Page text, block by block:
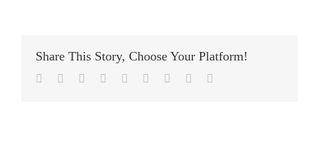
Share This Story, Choose Your Platform!
Facebook
TwitterLinkedIn
Reddit Google+
TumblrPinterest